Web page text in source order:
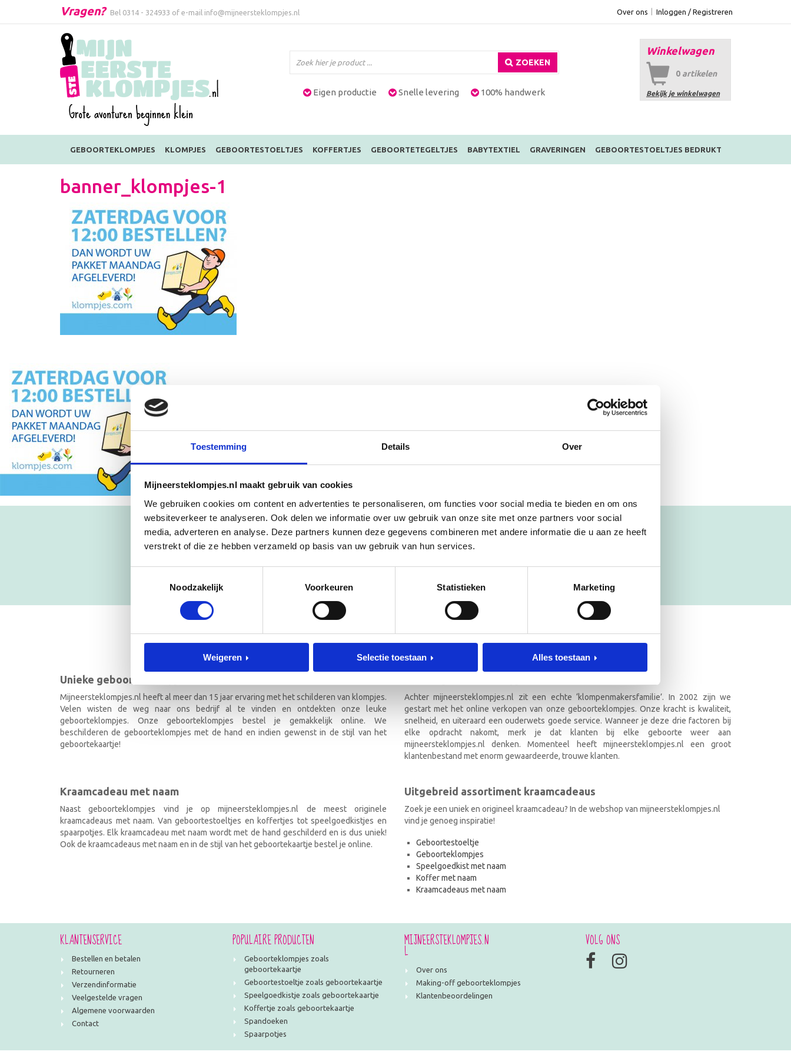
Toestemming Details Over
Mijneersteklompjes.nl maakt gebruik van cookies
We gebruiken cookies om content en advertenties te personaliseren, om functies voor social media te bieden en om ons
websiteverkeer te analyseren. Ook delen we informatie over uw gebruik van onze site met onze partners voor social
media, adverteren en analyse. Deze partners kunnen deze gegevens combineren met andere informatie die u aan ze heeft
verstrekt of die ze hebben verzameld op basis van uw gebruik van hun services.
Noodzakelijk
Voorkeuren Statistieken Marketing
Weigeren Selectie toestaan Alles toestaan
Vragen? Bel 0314 - 324933 of e-mail info@mijneersteklompjes.nl Over ons Inloggen / Registreren
Winkelwagen
0 artikelen
Bekijk je winkelwagen
ZOEKEN
Eigen productie Snelle levering 100% handwerk
GEBOORTEKLOMPJES KLOMPJES GEBOORTESTOELTJES KOFFERTJES GEBOORTETEGELTJES BABYTEXTIEL GRAVERINGEN GEBOORTESTOELTJES BEDRUKT
banner_klompjes-1
Blijf op de hoogte!
NIEUWSBRIEF
[mc4wp_form id=”3182″]
GEBOORTEKLOMPJES EN KRAAMCADEAU MET NAAM
Unieke geboorteklompjes
Mijneersteklompjes.nl heeft al meer dan 15 jaar ervaring met het schilderen van klompjes.
Velen wisten de weg naar ons bedrijf al te vinden en ontdekten onze leuke
geboorteklompjes. Onze geboorteklompjes bestel je gemakkelijk online. We
beschilderen de geboorteklompjes met de hand en indien gewenst in de stijl van het
geboortekaartje!
Achter mijneersteklompjes.nl zit een echte ‘klompenmakersfamilie’. In 2002 zijn we
gestart met het online verkopen van onze geboorteklompjes. Onze kracht is kwaliteit,
snelheid, en uiteraard een ouderwets goede service. Wanneer je deze drie factoren bij
elke opdracht nakomt, merk je dat klanten bij elke geboorte weer aan
mijneersteklompjes.nl denken. Momenteel heeft mijneersteklompjes.nl een groot
klantenbestand met enorm gewaardeerde, trouwe klanten.
Kraamcadeau met naam
Naast geboorteklompjes vind je op mijneersteklompjes.nl de meest originele
kraamcadeaus met naam. Van geboortestoeltjes en koffertjes tot speelgoedkistjes en
spaarpotjes. Elk kraamcadeau met naam wordt met de hand geschilderd en is dus uniek!
Ook de kraamcadeaus met naam en in de stijl van het geboortekaartje bestel je online.
Uitgebreid assortiment kraamcadeaus
Zoek je een uniek en origineel kraamcadeau? In de webshop van mijneersteklompjes.nl
vind je genoeg inspiratie!
Geboortestoeltje
Geboorteklompjes
Speelgoedkist met naam
Koffer met naam
Kraamcadeaus met naam
KLANTENSERVICE
Bestellen en betalen
Retourneren
Verzendinformatie
Veelgestelde vragen
Algemene voorwaarden
Contact
POPULAIRE PRODUCTEN
Geboorteklompjes zoals
geboortekaartje
Geboortestoeltje zoals geboortekaartje
Speelgoedkistje zoals geboortekaartje
Koffertje zoals geboortekaartje
Spandoeken
Spaarpotjes
MIJNEERSTEKLOMPJES.N
L
Over ons
Making-off geboorteklompjes
Klantenbeoordelingen
VOLG ONS